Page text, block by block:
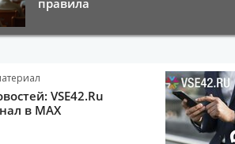
правила
VSE42.Ru
в MAX